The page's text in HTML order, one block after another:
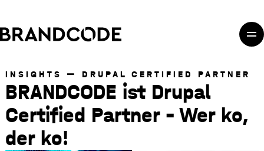
INSIGHTS DRUPAL CERTIFIED PARTNER
BRANDCODE ist Drupal
Certified Partner – Wer ko,
der ko!